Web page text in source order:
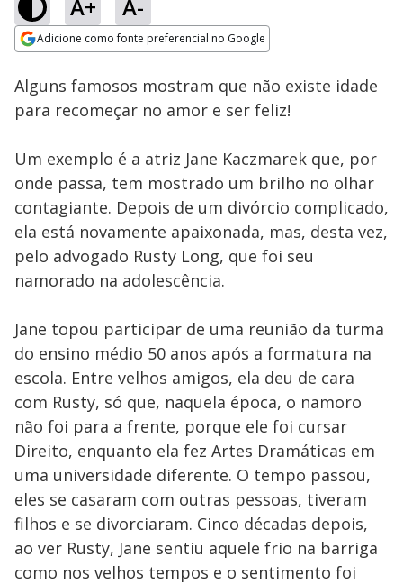
A+ A-
Adicione como fonte preferencial no Google
Ativar
Loaded
25.73%
Alguns famosos mostram que não existe idade
para recomeçar no amor e ser feliz!
Um exemplo é a atriz Jane Kaczmarek que, por
onde passa, tem mostrado um brilho no olhar
contagiante. Depois de um divórcio complicado,
ela está novamente apaixonada, mas, desta vez,
pelo advogado Rusty Long, que foi seu
namorado na adolescência.
Jane topou participar de uma reunião da turma
do ensino médio 50 anos após a formatura na
escola. Entre velhos amigos, ela deu de cara
com Rusty, só que, naquela época, o namoro
não foi para a frente, porque ele foi cursar
Direito, enquanto ela fez Artes Dramáticas em
uma universidade diferente. O tempo passou,
eles se casaram com outras pessoas, tiveram
filhos e se divorciaram. Cinco décadas depois,
ao ver Rusty, Jane sentiu aquele frio na barriga
como nos velhos tempos e o sentimento foi